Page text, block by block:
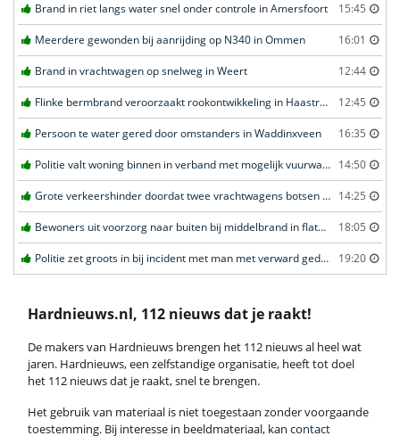
Brand in riet langs water snel onder controle in Amersfoort 15:45
Meerdere gewonden bij aanrijding op N340 in Ommen 16:01
Brand in vrachtwagen op snelweg in Weert 12:44
Flinke bermbrand veroorzaakt rookontwikkeling in Haastrecht 12:45
Persoon te water gered door omstanders in Waddinxveen 16:35
Politie valt woning binnen in verband met mogelijk vuurwapen in Eindhoven 14:50
Grote verkeershinder doordat twee vrachtwagens botsen tunnel in Zwijndrecht 14:25
Bewoners uit voorzorg naar buiten bij middelbrand in flatwoning in Leeuwarden 18:05
Politie zet groots in bij incident met man met verward gedrag in Leeuwarden 19:20
Hardnieuws.nl, 112 nieuws dat je raakt!
De makers van Hardnieuws brengen het 112 nieuws al heel wat
jaren. Hardnieuws, een zelfstandige organisatie, heeft tot doel
het 112 nieuws dat je raakt, snel te brengen.
Het gebruik van materiaal is niet toegestaan zonder voorgaande
toestemming. Bij interesse in beeldmateriaal, kan contact